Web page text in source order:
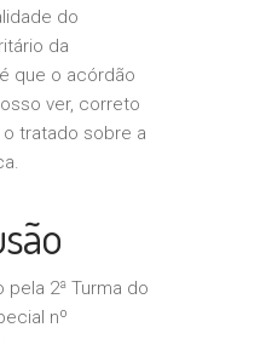
do
da
que o acórdão
ver, correto
tratado sobre a
2ª Turma do
nº